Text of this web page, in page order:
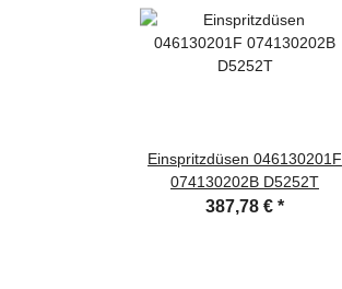
Einspritzdüsen 046130201F
074130202B D5252T
387,78 € *